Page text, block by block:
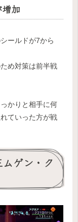
加
ールドが7から
め対策は前半戦
かりと相手に何
ていった方が戦
ゲン・ク